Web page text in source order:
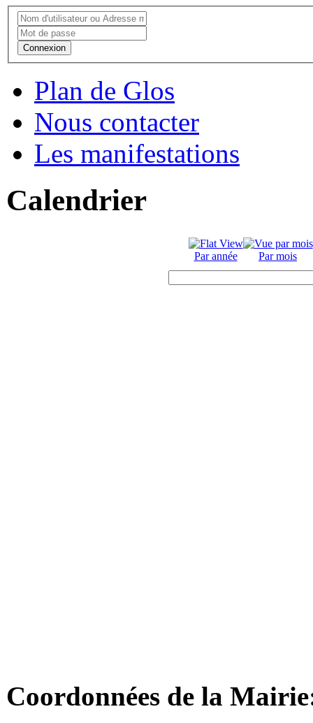
Connexion
Plan de Glos
Nous contacter
Les manifestations
Calendrier
Par année Par mois
Coordonnées de la